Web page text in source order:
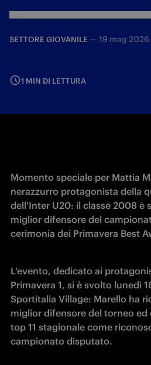
SETTORE GIOVANILE — 19 mag 2026
1 MIN DI LETTURA
Momento speciale per Mattia
nerazzurro protagonista della
dell'Inter U20: il classe 2008 è
miglior difensore del
cerimonia dei Primavera Best
L'evento, dedicato ai
Primavera 1, si è svolto lunedì
Sportitalia Village: Marello ha
miglior difensore del torneo ed
top 11 stagionale come
campionato disputato.